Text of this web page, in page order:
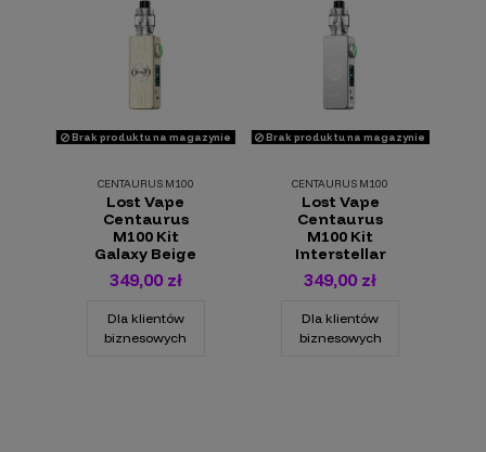
Brak produktu na magazynie
CENTAURUS M100
Lost Vape
Centaurus
M100 Kit
Galaxy Beige
349,00 zł
Dla klientów
biznesowych
Brak produktu na magazynie
CENTAURUS M100
Lost Vape
Centaurus
M100 Kit
Interstellar
349,00 zł
Dla klientów
biznesowych